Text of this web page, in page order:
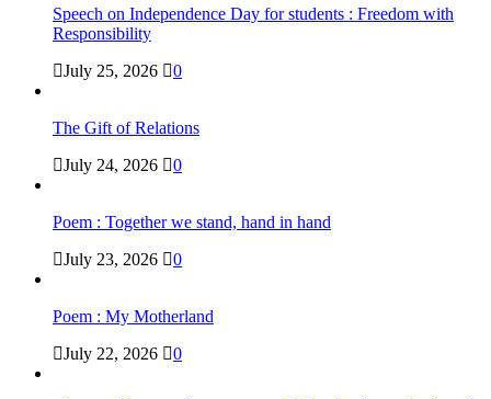
Speech on Independence Day for students : Freedom with
Responsibility
July 25, 2026
0
The Gift of Relations
July 24, 2026
0
Poem : Together we stand, hand in hand
July 23, 2026
0
Poem : My Motherland
July 22, 2026
0